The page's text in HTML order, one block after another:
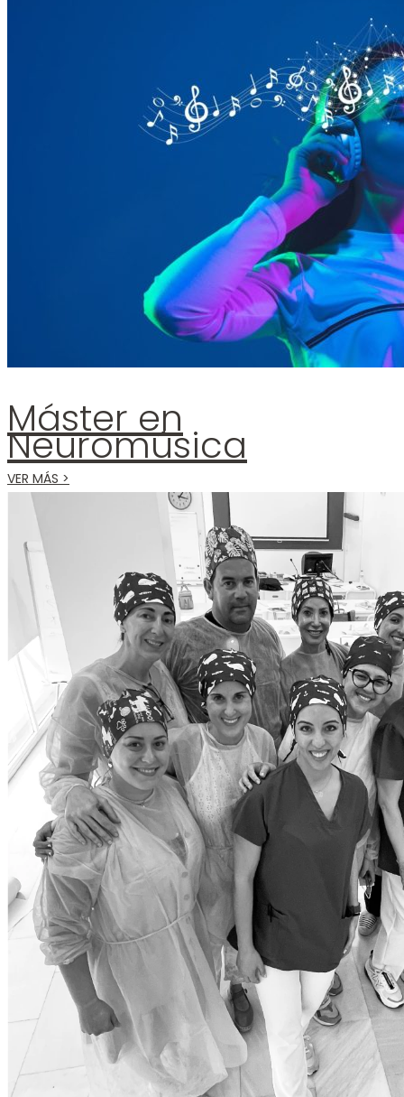
Máster en
Neuromúsica
VER MÁS >